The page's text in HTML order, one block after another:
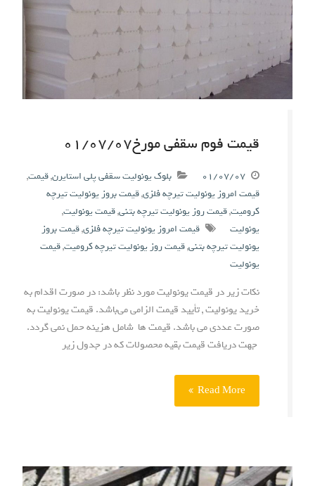
قیمت فوم سقفی مورخ۰۱/۰۷/۰۷
۰۱/۰۷/۰۷ بلوک یونولیت سقفی پلی استایرن,قیمت,
قیمت امروز یونولیت تیرچه فلزی,قیمت بروز یونولیت تیرچه
کرومیت,قیمت روز یونولیت تیرچه بتنی,قیمت یونولیت,
یونولیت
قیمت امروز یونولیت تیرچه فلزی,قیمت بروز
یونولیت تیرچه بتنی,قیمت روز یونولیت تیرچه کرومیت,قیمت
یونولیت
نکات زیر در قیمت یونولیت مورد نظر باشد: در صورت اقدام به
خرید یونولیت , تأیید قیمت الزامی می‌باشد. قیمت یونولیت به
صورت عددی می باشد. قیمت ها شامل هزینه حمل نمی گردد.
جهت دریافت قیمت بقیه محصولات که در جدول زیر
Read More